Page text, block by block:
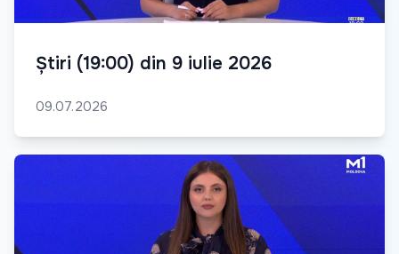
Știri (19:00) din 9 iulie 2026
09.07.2026